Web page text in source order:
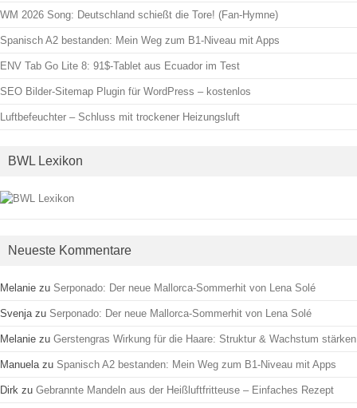
WM 2026 Song: Deutschland schießt die Tore! (Fan-Hymne)
Spanisch A2 bestanden: Mein Weg zum B1-Niveau mit Apps
ENV Tab Go Lite 8: 91$-Tablet aus Ecuador im Test
SEO Bilder-Sitemap Plugin für WordPress – kostenlos
Luftbefeuchter – Schluss mit trockener Heizungsluft
BWL Lexikon
Neueste Kommentare
Melanie zu Serponado: Der neue Mallorca-Sommerhit von Lena Solé
Svenja zu Serponado: Der neue Mallorca-Sommerhit von Lena Solé
Melanie zu Gerstengras Wirkung für die Haare: Struktur & Wachstum stärken
Manuela zu Spanisch A2 bestanden: Mein Weg zum B1-Niveau mit Apps
Dirk zu Gebrannte Mandeln aus der Heißluftfritteuse – Einfaches Rezept